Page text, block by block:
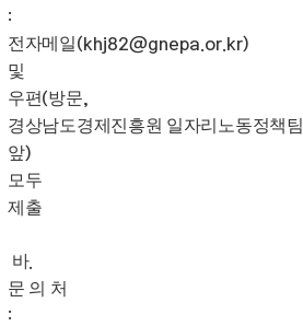
:
전자메일(khj82@gnepa.or.kr)
및
우편(방문,
경상남도경제진흥원 일자리노동정책팀
앞)
모두
제출
바.
문 의 처
: